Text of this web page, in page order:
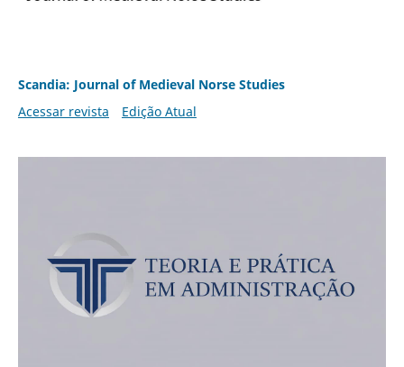
Scandia: Journal of Medieval Norse Studies
Acessar revista
Edição Atual